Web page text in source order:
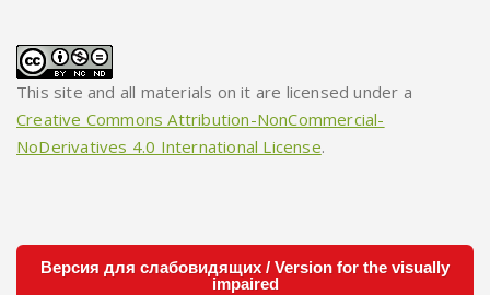
This site and all materials on it are licensed under a
Creative Commons Attribution-NonCommercial-
NoDerivatives 4.0 International License.
Версия для слабовидящих / Version for the visually
impaired